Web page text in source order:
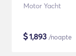
Motor Yacht
$1,893 /noapte